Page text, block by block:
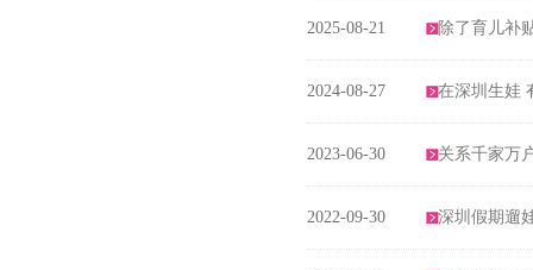
2025-08-21 除了育儿补
2024-08-27 在深圳生娃
2023-06-30 关系千家万
2022-09-30 深圳假期遛